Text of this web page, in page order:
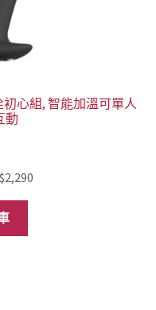
初心組, 智能加溫可單人
動
2,290